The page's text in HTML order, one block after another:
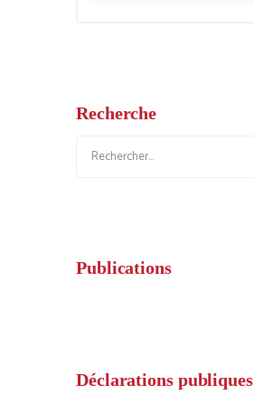
Recherche
Publications
Déclarations publiques